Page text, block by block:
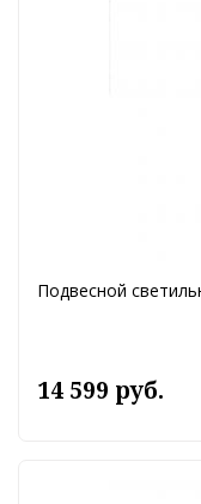
Подвесной
14 599 руб.